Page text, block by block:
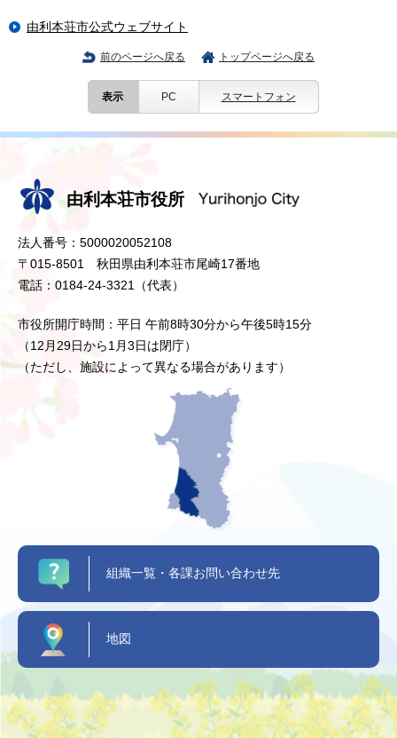
由利本荘市公式ウェブサイト
前のページへ戻る トップページへ戻る
表示 PC スマートフォン
由利本荘市役所
法人番号：5000020052108
〒015-8501 秋田県由利本荘市尾崎17番地
電話：0184-24-3321（代表）
市役所開庁時間：平日 午前8時30分から午後5時15分
（12月29日から1月3日は閉庁）
（ただし、施設によって異なる場合があります）
組織一覧・各課お問い合わせ先
地図